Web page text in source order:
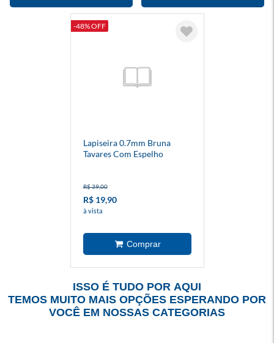
-48% OFF
Lapiseira 0.7mm Bruna
Tavares Com Espelho
R$ 39,00
R$ 19,90
à vista
ISSO É TUDO POR AQUI
TEMOS MUITO MAIS OPÇÕES ESPERANDO POR
VOCÊ EM NOSSAS CATEGORIAS